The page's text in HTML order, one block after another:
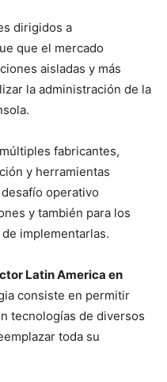
dirigidos a
que el mercado
aisladas y más
la administración de la
fabricantes,
y herramientas
operativo
y también para los
implementarlas.
Latin America en
consiste en permitir
tecnologías de diversos
toda su